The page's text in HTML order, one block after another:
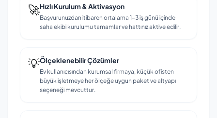
🚀Hızlı Kurulum & Aktivasyon
Başvurunuzdan itibaren ortalama 1–3 iş günü içinde
saha ekibi kurulumu tamamlar ve hattınız aktive edilir.
💡Ölçeklenebilir Çözümler
Ev kullanıcısından kurumsal firmaya, küçük ofisten
büyük işletmeye her ölçeğe uygun paket ve altyapı
seçeneği mevcuttur.